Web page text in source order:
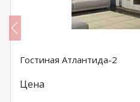
Гостиная Атлантида-2
Цена